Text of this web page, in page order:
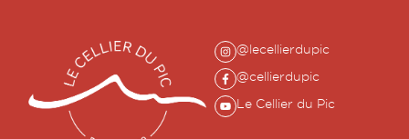
@lecellierdupic
@cellierdupic
Le Cellier du Pic